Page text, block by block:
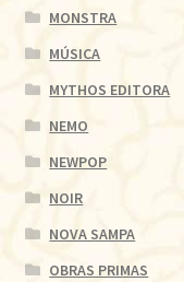
MONSTRA
MÚSICA
MYTHOS EDITORA
NEMO
NEWPOP
NOIR
NOVA SAMPA
OBRAS PRIMAS